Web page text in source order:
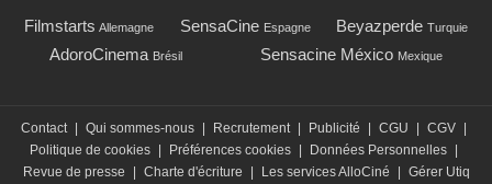
Filmstarts Allemagne SensaCine Espagne Beyazperde Turquie
AdoroCinema Brésil Sensacine México Mexique
Contact Qui sommes-nous Recrutement Publicité CGU CGV
Politique de cookies
Préférences cookies Données Personnelles
Revue de presse
Charte d'écriture Les services AlloCiné
Gérer Utiq